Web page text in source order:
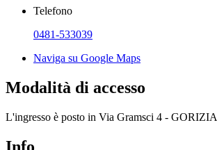
Telefono
0481-533039
Naviga su Google Maps
Modalità di accesso
L'ingresso è posto in Via Gramsci 4 - GORIZIA
Info